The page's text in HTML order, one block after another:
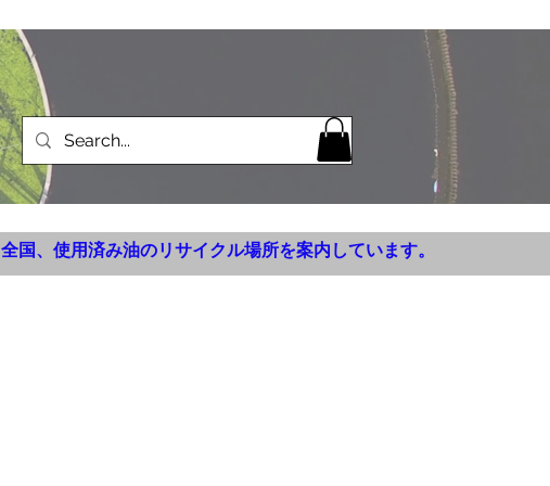
全国、使用済み油のリサイクル場所を案内しています。